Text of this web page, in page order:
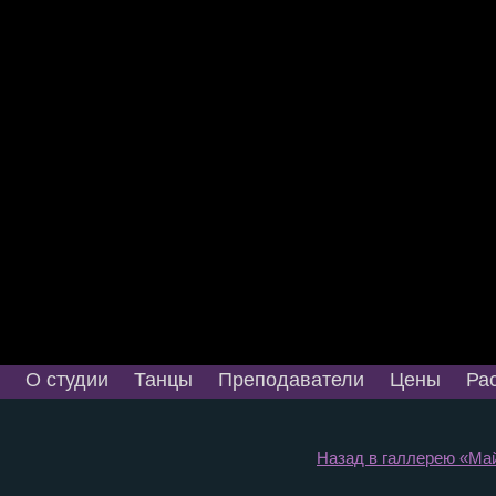
О студии Танцы Преподаватели Цены
Назад в галлерею